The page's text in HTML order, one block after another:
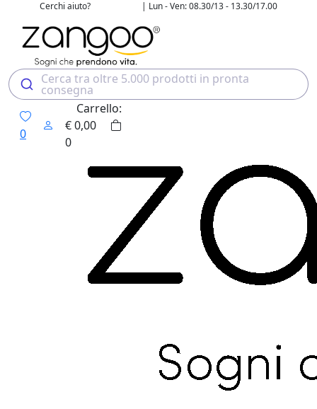
Cerchi aiuto? | Lun - Ven: 08.30/13 - 13.30/17.00
Cerca tra oltre 5.000 prodotti in pronta
consegna
0
Carrello:
€0,00
0